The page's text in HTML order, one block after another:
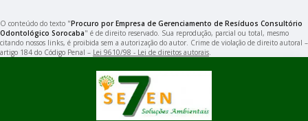
O conteúdo do texto "Procuro por Empresa de Gerenciamento de Resíduos Consultório
Odontológico Sorocaba" é de direito reservado. Sua reprodução, parcial ou total, mesmo
citando nossos links, é proibida sem a autorização do autor. Crime de violação de direito autoral –
artigo 184 do Código Penal – Lei 9610/98 - Lei de direitos autorais.